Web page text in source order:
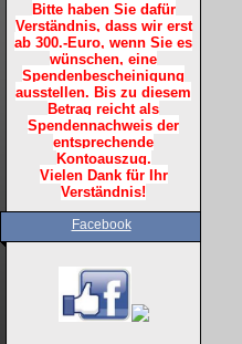
Bitte haben Sie dafür
Verständnis, dass wir erst
ab 300.-Euro, wenn Sie es
wünschen, eine
Spendenbescheinigung
ausstellen. Bis zu diesem
Betrag reicht als
Spendennachweis der
entsprechende
Kontoauszug.
Vielen Dank für Ihr
Verständnis!
Facebook